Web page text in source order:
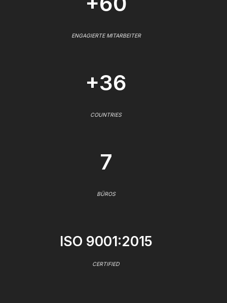
ENGAGIERTE MITARBEITER
+36
COUNTRIES
7
BÜROS
ISO 9001:2015
CERTIFIED